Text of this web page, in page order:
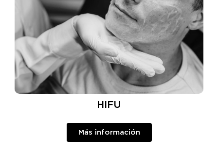
HIFU
Más información